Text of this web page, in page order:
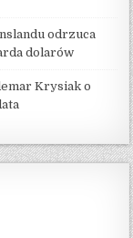
odrzuca
dolarów
Krysiak o